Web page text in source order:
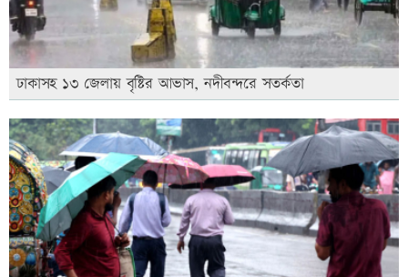
ঢাকাসহ ১৩ জেলায় বৃষ্টির আভাস, নদীবন্দরে সতর্কতা